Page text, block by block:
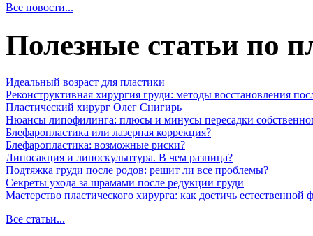
Все новости...
Полезные статьи по
Идеальный возраст для пластики
Реконструктивная хирургия груди: методы восстановления
Пластический хирург Олег Снигирь
Нюансы липофилинга: плюсы и минусы пересадки
Блефаропластика или лазерная коррекция?
Блефаропластика: возможные риски?
Липосакция и липоскульптура. В чем разница?
Подтяжка груди после родов: решит ли все проблемы?
Секреты ухода за шрамами после редукции груди
Мастерство пластического хирурга: как достичь
Все статьи...